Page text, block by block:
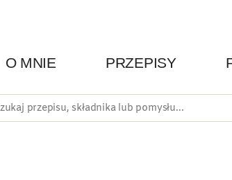
O MNIE PRZEPISY